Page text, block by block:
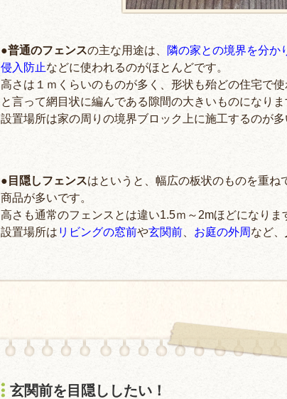
●普通のフェンスの主な用途は、
隣の家との境界を分か
侵入防止などに使われるのがほとんどです。
高さは１ｍくらいのものが多く、形状も殆どの住宅で
と言って網目状に編んである隙間の大きいものになり
設置場所は家の周りの境界ブロック上に施工するのが
●目隠しフェンスはというと、幅広の板状のものを重
商品が多いです。
高さも通常のフェンスとは違い1.5ｍ～2mほどになりま
設置場所は リビングの窓前や玄関前、 お庭の外周など、
玄関前を目隠ししたい！